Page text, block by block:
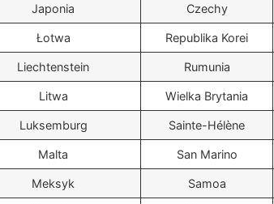
Japonia Czechy
Łotwa Republika Korei
Liechtenstein Rumunia
Litwa Wielka Brytania
Luksemburg Sainte-Hélène
Malta San Marino
Meksyk Samoa